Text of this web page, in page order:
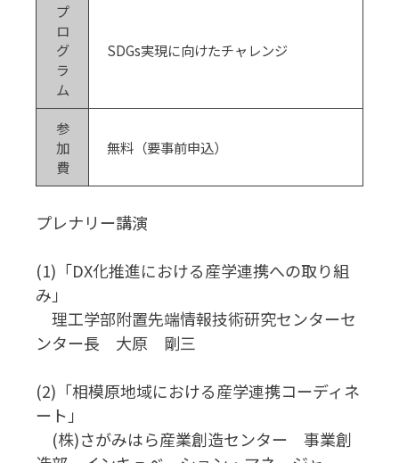
プ
ロ
グ
ラ
ム
SDGs実現に向けたチャレンジ
参
加
費
無料（要事前申込）
プレナリー講演
(1)「DX化推進における産学連携への取り組
み」
理工学部附置先端情報技術研究センターセ
ンター長 大原 剛三
(2)「相模原地域における産学連携コーディネ
ート」
(株)さがみはら産業創造センター 事業創